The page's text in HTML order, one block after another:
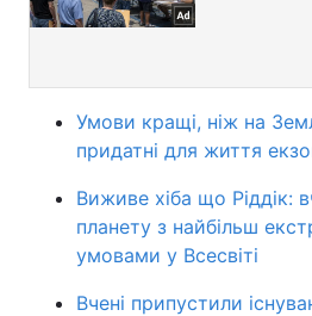
Умови кращі, ніж на
придатні для життя
Виживе хіба що Ріддік:
планету з найбільш
умовами у Всесвіті
Вчені припустили